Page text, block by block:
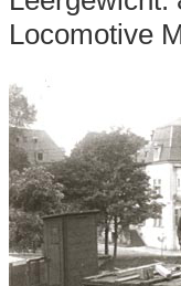
Locomotive